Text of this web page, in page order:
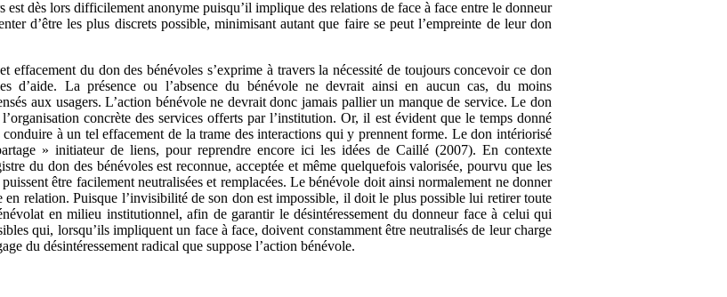
est dès lors difficilement anonyme puisqu’il implique des relations de face à face entre le donneur
d’être les plus discrets possible, minimisant autant que faire se peut l’empreinte de leur don
effacement du don des bénévoles s’exprime à travers la nécessité de toujours concevoir ce don
d’aide. La présence ou l’absence du bénévole ne devrait ainsi en aucun cas, du moins
aux usagers. L’action bénévole ne devrait donc jamais pallier un manque de service. Le don
concrète des services offerts par l’institution. Or, il est évident que le temps donné
à un tel effacement de la trame des interactions qui y prennent forme. Le don intériorisé
» initiateur de liens, pour reprendre encore ici les idées de Caillé (2007). En contexte
du don des bénévoles est reconnue, acceptée et même quelquefois valorisée, pourvu que les
être facilement neutralisées et remplacées. Le bénévole doit ainsi normalement ne donner
en relation. Puisque l’invisibilité de son don est impossible, il doit le plus possible lui retirer toute
en milieu institutionnel, afin de garantir le désintéressement du donneur face à celui qui
qui, lorsqu’ils impliquent un face à face, doivent constamment être neutralisés de leur charge
du désintéressement radical que suppose l’action bénévole.